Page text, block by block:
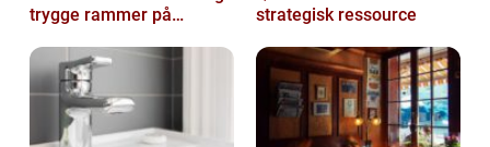
trygge rammer på
strategisk ressource